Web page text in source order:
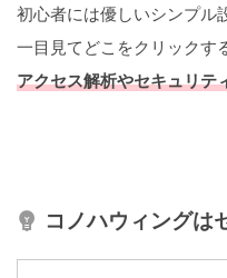
初心者には優しいシンプル
一目見てどこをクリックす
アクセス解析やセキュリテ
コノハウィングは